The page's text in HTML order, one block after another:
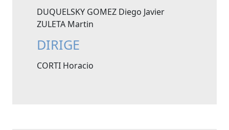
DUQUELSKY GOMEZ Diego Javier
ZULETA Martin
DIRIGE
CORTI Horacio